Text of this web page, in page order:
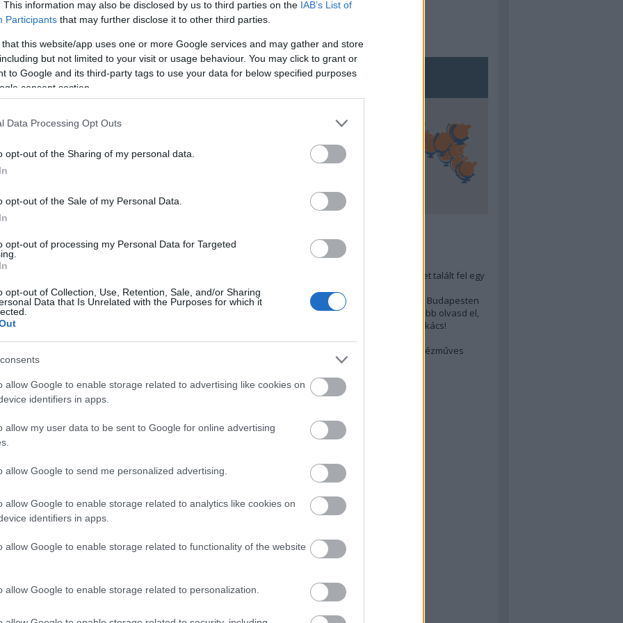
This information may also be disclosed by us to third parties on the IAB’s List of
Participants that may further disclose it to other third parties.
that this website/app uses one or more Google services and may gather and store
but not limited to your visit or usage behaviour. You may click to grant or
to Google and its third-party tags to use your data for below specified purposes
consent section.
Data Processing Opt Outs
opt-out of the Sharing of my personal data.
opt-out of the Sale of my Personal Data.
opt-out of processing my Personal Data for Targeted
opt-out of Collection, Use, Retention, Sale, and/or Sharing
Data that Is Unrelated with the Purposes for which it
allow Google to enable storage related to advertising like cookies on
identifiers in apps.
allow my user data to be sent to Google for online advertising
allow Google to send me personalized advertising.
allow Google to enable storage related to analytics like cookies on
identifiers in apps.
allow Google to enable storage related to functionality of the website
allow Google to enable storage related to personalization.
csikóval? Esetleg egy öreg tölgy
faunjával? Vagy egy szent kút
Péter, pogácsasütő Gyenesdiáson rálelt
a tudás útjára, változtatás nélkül adom
közre ezt a gyöngyszemet, ami ennek
ékes…
Tovább
33komment
2010. október 17.írta:
Világevő ma este szól be
gasztroújságíróknak
tudósítást.Ma este fél 8h-tól az osztrák
után alaposan kiosztja az osztrák
gasztroújságírókat.A felvétel múlt
4 Michelin-csillag
titokban a magyar
pusztában járt
Michelin-csillag elfogyasztása, majd az
labanc gasztrozsurnalisztáknak! A múlt
hétvégén szinte a nyilvánosság teljes
TOP5
Annyira menő Budapest-térképet talált fel egy
A 10 legjobb (elérhető árú) ebéd Budapesten
Szakács akarsz lenni? Akkor előbb olvasd el,
mit gondol erről egy magyar szakács!
Budapest rejtett kincsei: orosz kézműves
afrikai konyha
ázsiai konyha
baszk konyha
belgium
bocusedor
bocuse dor
dél amerika